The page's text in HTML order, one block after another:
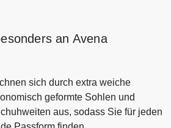
an Avena
sich durch extra weiche
geformte Sohlen und
aus, sodass Sie für jeden